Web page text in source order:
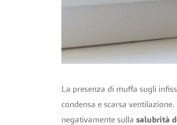
La presenza di muffa sugli
condensa e scarsa
negativamente sulla salubrità